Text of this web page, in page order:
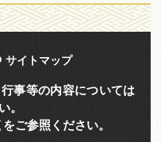
サイトマップ
事等の内容については
。
をご参照ください。